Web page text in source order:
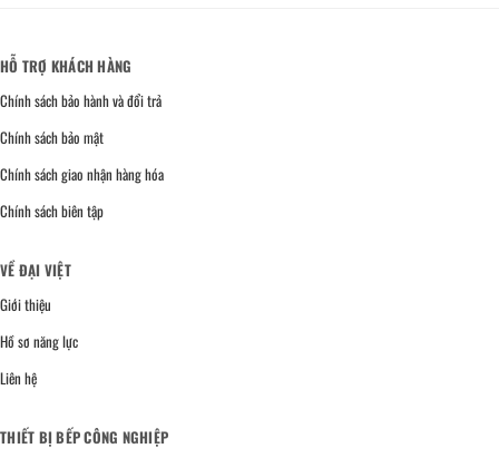
HỖ TRỢ KHÁCH HÀNG
Chính sách bảo hành và đổi trả
Chính sách bảo mật
Chính sách giao nhận hàng hóa
Chính sách biên tập
VỀ ĐẠI VIỆT
Giới thiệu
Hồ sơ năng lực
Liên hệ
THIẾT BỊ BẾP CÔNG NGHIỆP